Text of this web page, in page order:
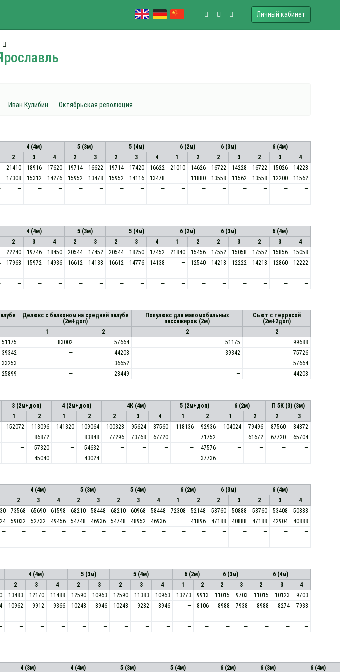
Личный кабинет
Иван Кулибин Октябрьская революция
4 (4м) 5 (3м) 5 (4м) 6 (2м) 6 (3м)
6 (4м)
2 3 4 2 3 2 3 4 1 2 2 3 2 3
4
21410 18916 17620 19714 16622 19714 17420 16622 21010 14626 16722 14228 16722 15026
14228
17308 15312 14276 15952 13478 15952 14116 13478 — 11880 13558 11562 13558 12200
11562
— — — — — — — — — — — — — —
—
— — — — — — — — — — — — — — —
4 (4м) 5 (3м) 5 (4м) 6 (2м) 6 (3м)
6 (4м)
2 3 4 2 3 2 3 4 1 2 2 3 2 3
4
22240 19746 18450 20544 17452 20544 18250 17452 21840 15456 17552 15058 17552 15856
15058
17968 15972 14936 16612 14138 16612 14776 14138 — 12540 14218 12222 14218 12860
12222
— — — — — — — — — — — — — —
—
— — — — — — — — — — — — — — —
Делюкс с балконом на средней палубе
(2м+доп)
Полулюкс для маломобильных
пассажиров (2м)
Сьют с террасой
(2м+2доп)
1 2 2
2
51175 83002 57664 51175
99688
39342 — 44208 39342
75726
33253 — 36652 —
57664
25899 — 28449 — 44208
3 (2м+доп) 4 (2м+доп) 4К (4м) 5 (2м+доп) 6 (2м)
П 5К (3) (3м)
1 2 1 2 2 3 4 1 2 1 2 2
3
152072 113096 141320 109064 100328 95624 87560 118136 92936 104024 79496 87560
84872
— 86872 — 83848 77296 73768 67720 — 71752 — 61672 67720
65704
— 57320 — 54632 — — — — 47576 — — —
—
— 45040 — 43024 — — — — 37736 — — — —
4 (4м) 5 (3м) 5 (4м) 6 (2м) 6 (3м)
6 (4м)
2 3 4 2 3 2 3 4 1 2 2 3 2 3
4
73568 65690 61598 68210 58448 68210 60968 58448 72308 52148 58760 50888 58760 53408
50888
59032 52732 49456 54748 46936 54748 48952 46936 — 41896 47188 40888 47188 42904
40888
— — — — — — — — — — — — — — —
—
— — — — — — — — — — — — — — — —
4 (4м) 5 (3м) 5 (4м) 6 (2м) 6 (3м)
6 (4м)
2 3 4 2 3 2 3 4 1 2 2 3 2 3
4
13483 12170 11488 12590 10963 12590 11383 10963 13273 9913 11015 9703 11015 10123
9703
10962 9912 9366 10248 8946 10248 9282 8946 — 8106 8988 7938 8988 8274
7938
— — — — — — — — — — — — — —
—
— — — — — — — — — — — — — — —
4 (3м) 4 (4м) 5 (3м) 5 (4м) 6 (2м) 6 (3м)
6 (4м)